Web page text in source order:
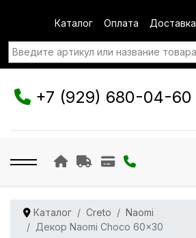
Каталог Оплата Доставка
+7 (929) 680-04-60
Каталог Creto
Naomi
Декор Naomi Choco 60x30